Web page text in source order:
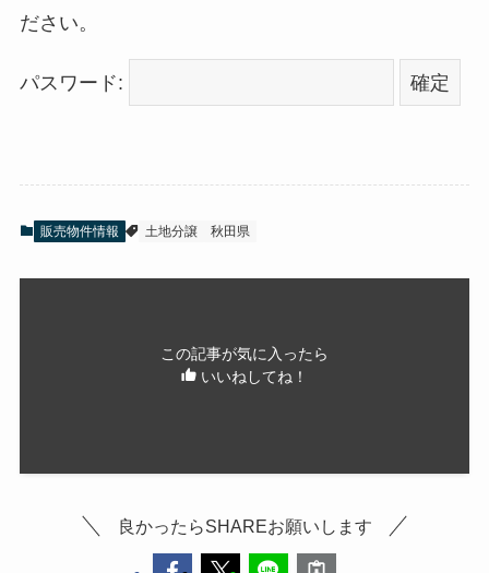
ださい。
パスワード:
販売物件情報 土地分譲 秋田県
この記事が気に入ったら
いいねしてね！
良かったらSHAREお願いします